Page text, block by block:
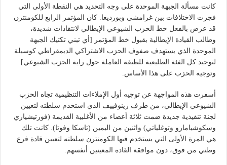
كانت مسألة الجبهة الموحدة على وجه التحديد هي النقطة الأولى التي
فجرت الاختلافات بين غرامشي وبورديغا. كان المؤتمر الرابع للكومنترن
قد عرض بالفعل خط الحزب الشيوعي الإيطالي لانتقادات شديدة،
وطالب القيادة الإيطالية بقبول خط المؤتمر [أي تبني تكتيك الجبهة
الموحدة الذي يستهدف صفوف الحزب الاشتراكي الديمقراطي كوسيلة
لتوحيد كل الفئة الطليعية للطبقة العاملة حول راية الحزب الشيوعي]
وتوجيه الحزب على هذا الأساس.
أسفرت هذه المواجهة عن توجيه أول الإملاءات التنظيمية تجاه الحزب
الشيوعي الإيطالي، من طرف زينوفييف الذي استخدم سلطته لتعيين
لجنة تنفيذية جديدة ضمت ثلاثة أعضاء من الأغلبية القديمة (فورتيشياري
وسكوشيامارو وتوغلياتي) واثنين من اليمين (تاسكا وفوتا). كانت تلك
هي المرة الأولى التي يستخدم فيها الكومنترن سلطته لتعيين قادة فرع
وطني من فوق، دون موافقة القادة المعينين أنفسهم.